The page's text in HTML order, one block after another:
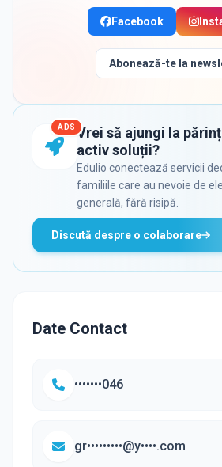
Facebook
Abonează-te la
ADS Vrei să ajungi la
activ soluții?
Edulio conectează servicii
familiile care au nevoie de
generală, fără risipă.
Discută despre o colaborare
Date Contact
•••••••046
gr•••••••••@y••••.com